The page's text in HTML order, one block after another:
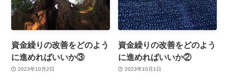
資金繰りの改善をどのよう
に進めればいいか③
2023年10月2日
資金繰りの改善をどのよう
に進めればいいか②
2023年10月1日